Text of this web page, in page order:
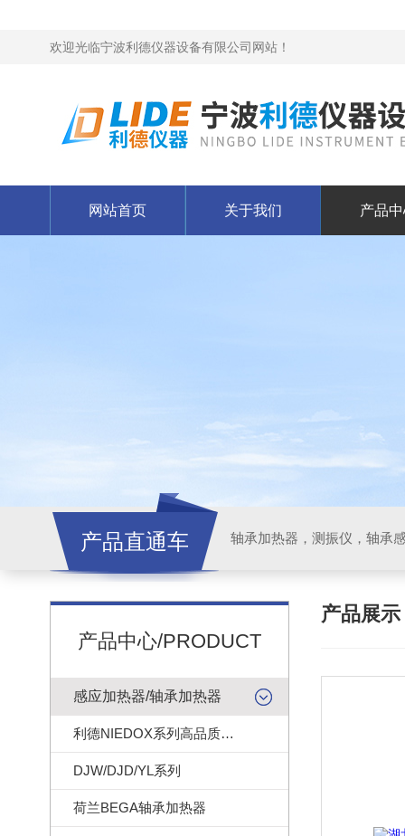
欢迎光临宁波利德仪器设备有限公司网站！
网站首页 关于我们 产品
产品直通车 轴承加热器，测振仪，轴承
产品中心/PRODUCT
感应加热器/轴承加热器
利德NIEDOX系列高品质轴承加热器
DJW/DJD/YL系列
荷兰BEGA轴承加热器
产品展示